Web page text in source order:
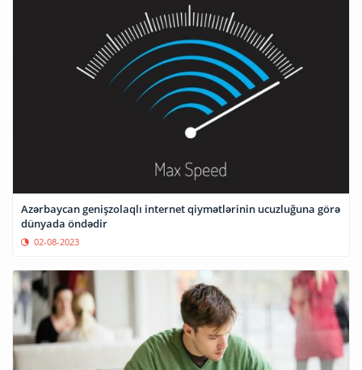
Azərbaycan genişzolaqlı internet qiymətlərinin ucuzluğuna görə
dünyada öndədir
02-08-2023